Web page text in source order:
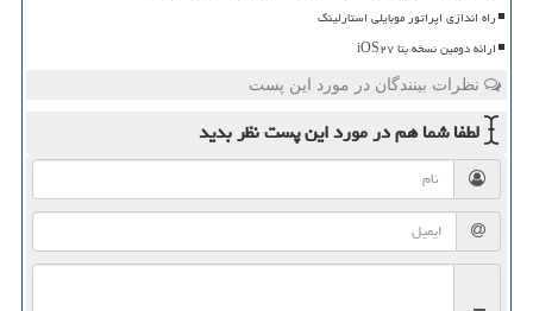
راه اندازی اپراتور موبایلی استارلینک
ارائه دومین نسخه بتا iOS۲۷
نظرات بینندگان در مورد این پست
لطفا شما همدر مورد این پستنظر بدید